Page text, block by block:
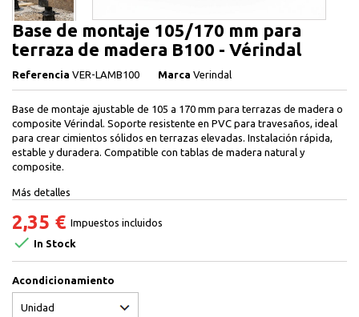
Base de montaje 105/170 mm para
terraza de madera B100 - Vérindal
Referencia VER-LAMB100 Marca Verindal
Base de montaje ajustable de 105 a 170 mm para terrazas de madera o
composite Vérindal. Soporte resistente en PVC para travesaños, ideal
para crear cimientos sólidos en terrazas elevadas. Instalación rápida,
estable y duradera. Compatible con tablas de madera natural y
composite.
Más detalles
2,35 € Impuestos incluidos
 In Stock
Acondicionamiento